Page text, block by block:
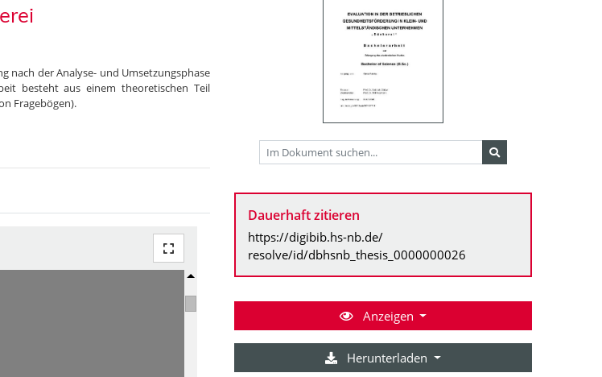
nach der Analyse- und Umsetzungsphase
besteht aus einem theoretischen Teil
Fragebögen).
Dauerhaft zitieren
https://digibib.hs-nb.de/
resolve/id/dbhsnb_thesis_0000000026
Anzeigen
Herunterladen